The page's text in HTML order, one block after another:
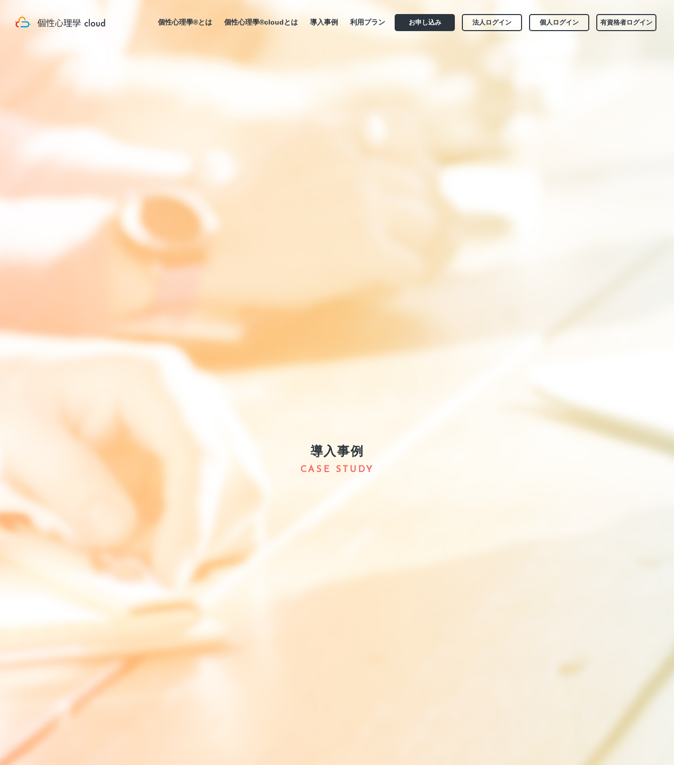
個性心理學®とは 個性心理學®cloudとは 導入事例 利用プラン お申し込み 法人ログイン 個人ログイン 有資格者ログイン
導入事例
CASE STUDY